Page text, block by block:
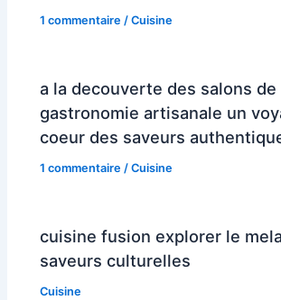
1 commentaire /Cuisine
a la decouverte des salons de
gastronomie artisanale un
coeur des saveurs
1 commentaire /Cuisine
cuisine fusion explorer le
saveurs culturelles
Cuisine